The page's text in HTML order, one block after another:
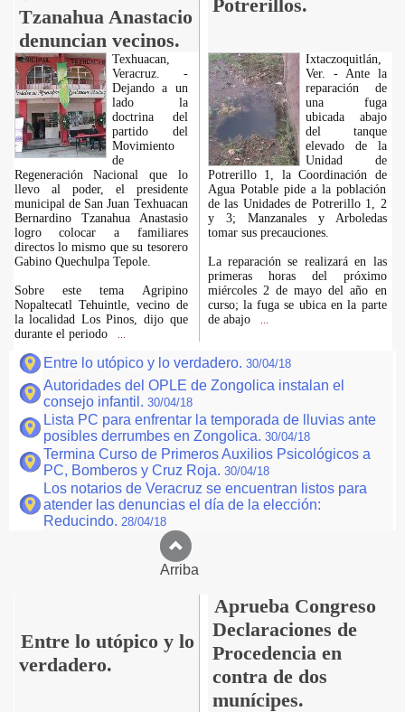
Tzanahua Anastacio
denuncian vecinos.
Potrerillos.
Texhuacan,
Veracruz. -
Dejando a un
lado la
doctrina del
partido del
Movimiento
de
Regeneración Nacional que lo
llevo al poder, el presidente
municipal de San Juan Texhuacan
Bernardino Tzanahua Anastasio
logro colocar a familiares
directos lo mismo que su tesorero
Gabino Quechulpa Tepole.
Sobre este tema Agripino
Nopaltecatl Tehuintle, vecino de
la localidad Los Pinos, dijo que
durante el periodo
Ixtaczoquitlán,
Ver. - Ante la
reparación de
una fuga
ubicada abajo
del tanque
elevado de la
Unidad de
Potrerillo 1, la Coordinación de
Agua Potable pide a la población
de las Unidades de Potrerillo 1, 2
y 3; Manzanales y Arboledas
tomar sus precauciones.
La reparación se realizará en las
primeras horas del próximo
miércoles 2 de mayo del año en
curso; la fuga se ubica en la parte
de abajo
Entre lo utópico y lo verdadero. 30/04/18
Autoridades del OPLE de Zongolica instalan el
consejo infantil. 30/04/18
Lista PC para enfrentar la temporada de lluvias ante
posibles derrumbes en Zongolica. 30/04/18
Termina Curso de Primeros Auxilios Psicológicos a
PC, Bomberos y Cruz Roja. 30/04/18
Los notarios de Veracruz se encuentran listos para
atender las denuncias el día de la elección:
Reducindo. 28/04/18
Arriba
Entre lo utópico y lo
verdadero.
Aprueba Congreso
Declaraciones de
Procedencia en
contra de dos
munícipes.